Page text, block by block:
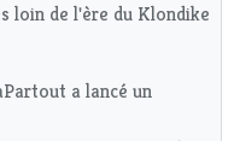
loin de l'ère du Klondike
a lancé un